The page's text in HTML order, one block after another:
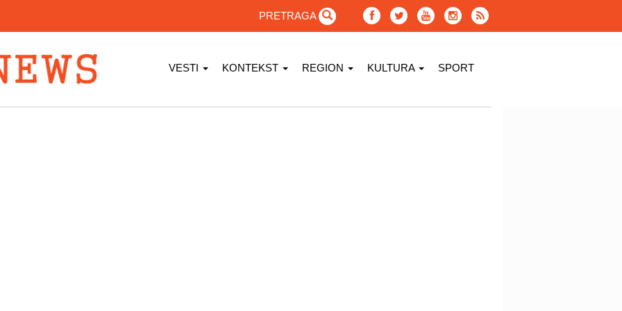
PRETRAGA
VESTI KONTEKST REGION KULTURA SPORT